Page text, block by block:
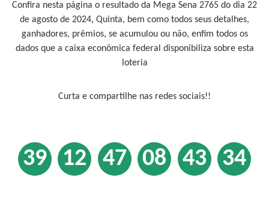
Confira nesta página o resultado da Mega Sena 2765 do dia 22
de agosto de 2024, Quinta, bem como todos seus detalhes,
ganhadores, prêmios, se acumulou ou não, enfim todos os
dados que a caixa econômica federal disponibiliza sobre esta
loteria
Curta e compartilhe nas redes sociais!!
39 12 47 08 43 34